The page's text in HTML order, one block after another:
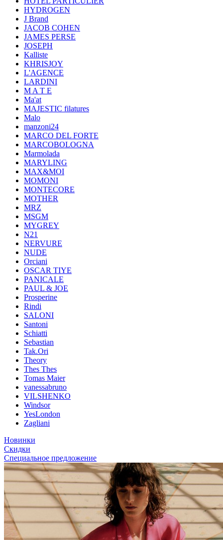
HYDROGEN
J Brand
JACOB COHEN
JAMES PERSE
JOSEPH
Kalliste
KHRISJOY
L'AGENCE
LARDINI
M A T E
Ma'at
MAJESTIC filatures
Malo
manzoni24
MARCO DEL FORTE
MARCOBOLOGNA
Marmolada
MARYLING
MAX&MOI
MOMONI
MONTECORE
MOTHER
MRZ
MSGM
MYGREY
N21
NERVURE
NUDE
Orciani
OSCAR TIYE
PANICALE
PAUL & JOE
Prosperine
Rindi
SALONI
Santoni
Schiatti
Sebastian
Tak.Ori
Theory
Thes Thes
Tomas Maier
vanessabruno
VILSHENKO
Windsor
YesLondon
Zagliani
Новинки
Скидки
Специальное предложение